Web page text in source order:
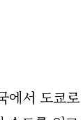
에서 도쿄